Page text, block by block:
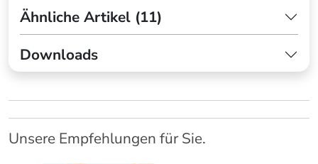
Ähnliche Artikel (11)
Downloads
Unsere Empfehlungen für Sie.